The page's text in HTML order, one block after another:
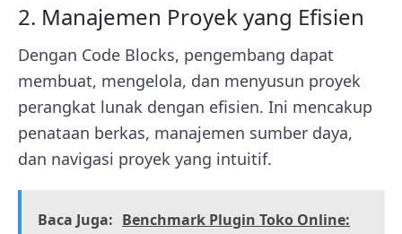
2. Manajemen Proyek yang Efisien
Dengan Code Blocks, pengembang dapat
membuat, mengelola, dan menyusun proyek
perangkat lunak dengan efisien. Ini mencakup
penataan berkas, manajemen sumber daya,
dan navigasi proyek yang intuitif.
Baca Juga: Benchmark Plugin Toko Online: